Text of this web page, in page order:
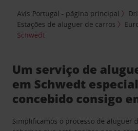
Avis Portugal - página principal
Estações de aluguer de carros
Schwedt
Um serviço de
em Schwedt
concebido consigo
Simplificamos o processo de aluguer